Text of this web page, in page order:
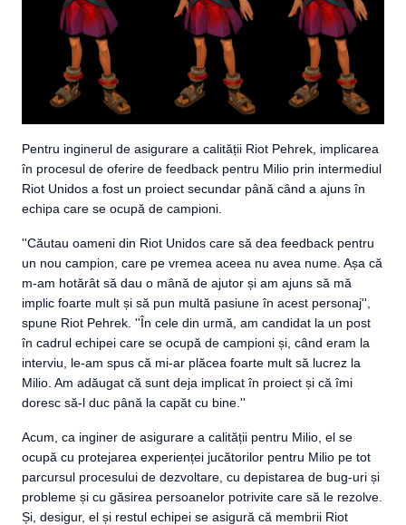
Pentru inginerul de asigurare a calității Riot Pehrek, implicarea
în procesul de oferire de feedback pentru Milio prin intermediul
Riot Unidos a fost un proiect secundar până când a ajuns în
echipa care se ocupă de campioni.
''Căutau oameni din Riot Unidos care să dea feedback pentru
un nou campion, care pe vremea aceea nu avea nume. Așa că
m-am hotărât să dau o mână de ajutor și am ajuns să mă
implic foarte mult și să pun multă pasiune în acest personaj'',
spune Riot Pehrek. ''În cele din urmă, am candidat la un post
în cadrul echipei care se ocupă de campioni și, când eram la
interviu, le-am spus că mi-ar plăcea foarte mult să lucrez la
Milio. Am adăugat că sunt deja implicat în proiect și că îmi
doresc să-l duc până la capăt cu bine.''
Acum, ca inginer de asigurare a calității pentru Milio, el se
ocupă cu protejarea experienței jucătorilor pentru Milio pe tot
parcursul procesului de dezvoltare, cu depistarea de bug-uri și
probleme și cu găsirea persoanelor potrivite care să le rezolve.
Și, desigur, el și restul echipei se asigură că membrii Riot